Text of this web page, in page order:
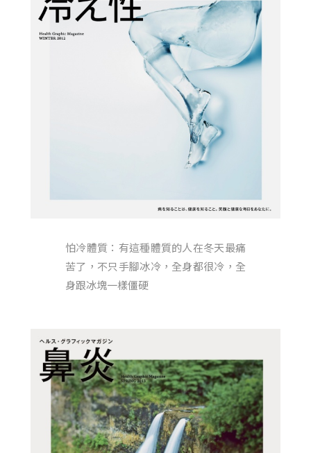
怕冷體質：有這種體質的人在冬天最痛
苦了，不只手腳冰冷，全身都很冷，全
身跟冰塊一樣僵硬